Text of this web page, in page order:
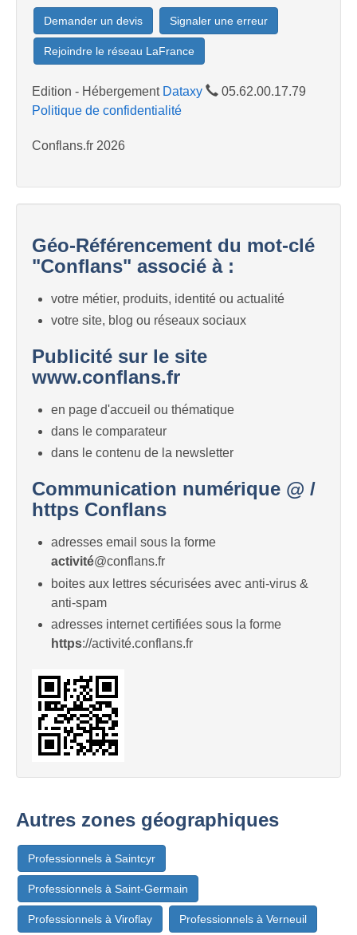
Demander un devis Signaler une erreur
Rejoindre le réseau LaFrance
Edition - Hébergement Dataxy
05.62.00.17.79
Politique de confidentialité
Conflans.fr 2026
Géo-Référencement du mot-clé
"Conflans" associé à :
votre métier, produits, identité ou actualité
votre site, blog ou réseaux sociaux
Publicité sur le site
www.conflans.fr
en page d'accueil ou thématique
dans le comparateur
dans le contenu de la newsletter
Communication numérique @ /
https Conflans
adresses email sous la forme
activité@conflans.fr
boites aux lettres sécurisées avec anti-virus &
anti-spam
adresses internet certifiées sous la forme
https://activité.conflans.fr
Autres zones géographiques
Professionnels à Saintcyr
Professionnels à Saint-Germain
Professionnels à Viroflay Professionnels à Verneuil